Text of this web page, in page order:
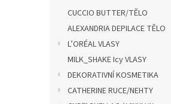
CUCCIO BUTTER/TĚLO
ALEXANDRIA DEPILACE TĚLO
L’ORÉAL VLASY
MILK_SHAKE Icy VLASY
DEKORATIVNÍ KOSMETIKA
CATHERINE RUCE/NEHTY